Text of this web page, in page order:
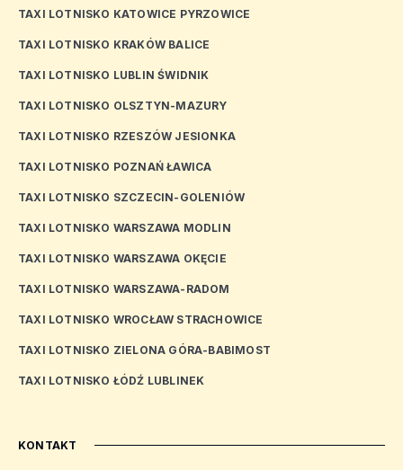
TAXI LOTNISKO KATOWICE PYRZOWICE
TAXI LOTNISKO KRAKÓW BALICE
TAXI LOTNISKO LUBLIN ŚWIDNIK
TAXI LOTNISKO OLSZTYN-MAZURY
TAXI LOTNISKO RZESZÓW JESIONKA
TAXI LOTNISKO POZNAŃ ŁAWICA
TAXI LOTNISKO SZCZECIN-GOLENIÓW
TAXI LOTNISKO WARSZAWA MODLIN
TAXI LOTNISKO WARSZAWA OKĘCIE
TAXI LOTNISKO WARSZAWA-RADOM
TAXI LOTNISKO WROCŁAW STRACHOWICE
TAXI LOTNISKO ZIELONA GÓRA-BABIMOST
TAXI LOTNISKO ŁÓDŹ LUBLINEK
KONTAKT